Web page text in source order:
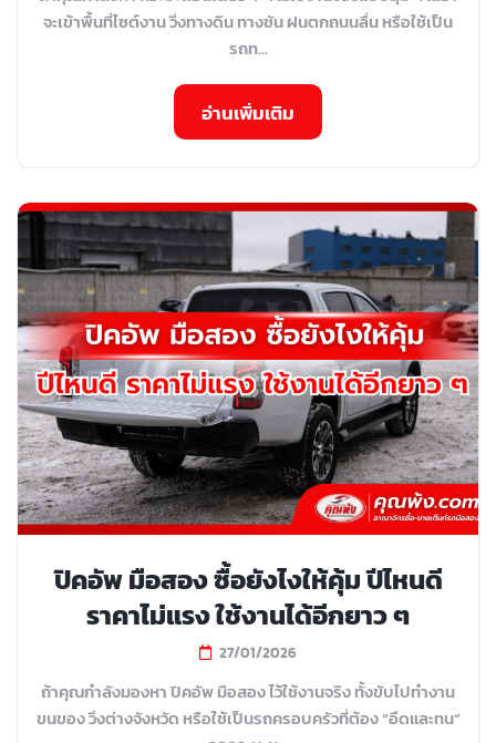
จะเข้าพื้นที่ไซต์งาน วิ่งทางดิน ทางชัน ฝนตกถนนลื่น หรือใช้เป็น
รถท...
อ่านเพิ่มเติม
ปิคอัพ มือสอง ซื้อยังไงให้คุ้ม ปีไหนดี
ราคาไม่แรง ใช้งานได้อีกยาว ๆ
27/01/2026
ถ้าคุณกำลังมองหา ปิคอัพ มือสอง ไว้ใช้งานจริง ทั้งขับไปทำงาน
ขนของ วิ่งต่างจังหวัด หรือใช้เป็นรถครอบครัวที่ต้อง “อึดและทน”